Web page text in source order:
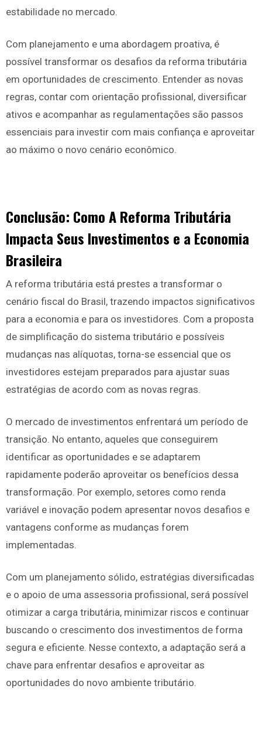
estabilidade no mercado.
Com planejamento e uma abordagem proativa, é
possível transformar os desafios da reforma tributária
em oportunidades de crescimento. Entender as novas
regras, contar com orientação profissional, diversificar
ativos e acompanhar as regulamentações são passos
essenciais para investir com mais confiança e aproveitar
ao máximo o novo cenário econômico.
Conclusão: Como A Reforma Tributária
Impacta Seus Investimentos e a Economia
Brasileira
A reforma tributária está prestes a transformar o
cenário fiscal do Brasil, trazendo impactos significativos
para a economia e para os investidores. Com a proposta
de simplificação do sistema tributário e possíveis
mudanças nas alíquotas, torna-se essencial que os
investidores estejam preparados para ajustar suas
estratégias de acordo com as novas regras.
O mercado de investimentos enfrentará um período de
transição. No entanto, aqueles que conseguirem
identificar as oportunidades e se adaptarem
rapidamente poderão aproveitar os benefícios dessa
transformação. Por exemplo, setores como renda
variável e inovação podem apresentar novos desafios e
vantagens conforme as mudanças forem
implementadas.
Com um planejamento sólido, estratégias diversificadas
e o apoio de uma assessoria profissional, será possível
otimizar a carga tributária, minimizar riscos e continuar
buscando o crescimento dos investimentos de forma
segura e eficiente. Nesse contexto, a adaptação será a
chave para enfrentar desafios e aproveitar as
oportunidades do novo ambiente tributário.